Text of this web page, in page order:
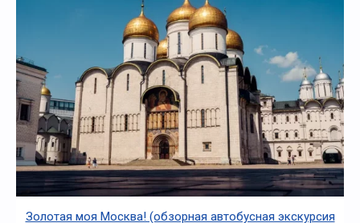
Золотая моя Москва! (обзорная автобусная экскурсия